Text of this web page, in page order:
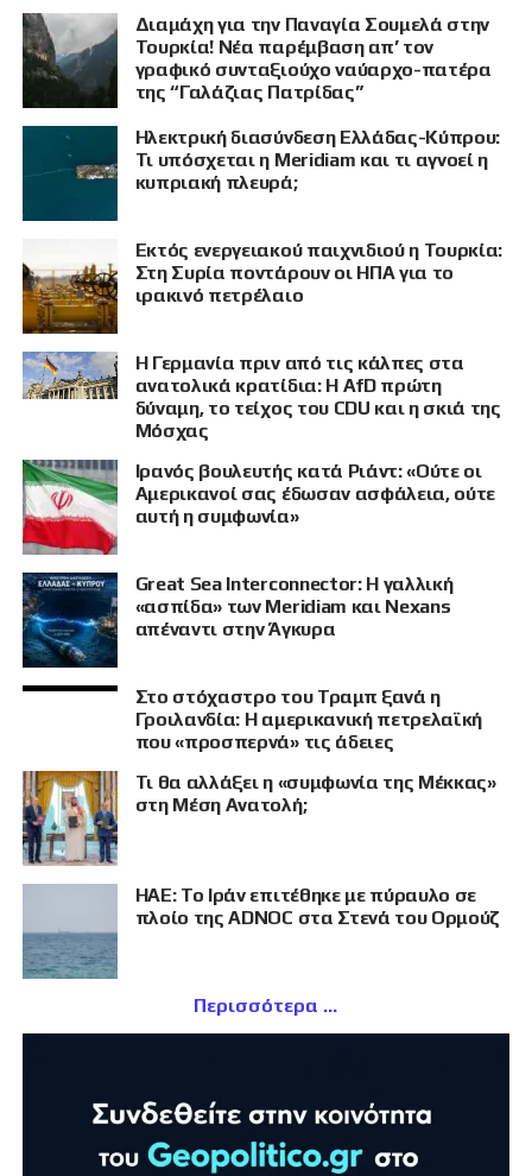
ΠΡΟΒΟΛΗ
Διαμάχη για την Παναγία Σουμελά στην
Τουρκία! Νέα παρέμβαση απ’ τον
γραφικό συνταξιούχο ναύαρχο-πατέρα
της “Γαλάζιας Πατρίδας”
Ηλεκτρική διασύνδεση Ελλάδας-Κύπρου:
Τι υπόσχεται η Meridiam και τι αγνοεί η
κυπριακή πλευρά;
Εκτός ενεργειακού παιχνιδιού η Τουρκία:
Στη Συρία ποντάρουν οι ΗΠΑ για το
ιρακινό πετρέλαιο
Η Γερμανία πριν από τις κάλπες στα
ανατολικά κρατίδια: Η AfD πρώτη
δύναμη, το τείχος του CDU και η σκιά της
Μόσχας
Ιρανός βουλευτής κατά Ριάντ: «Ούτε οι
Αμερικανοί σας έδωσαν ασφάλεια, ούτε
αυτή η συμφωνία»
Great Sea Interconnector: Η γαλλική
«ασπίδα» των Meridiam και Nexans
απέναντι στην Άγκυρα
Στο στόχαστρο του Τραμπ ξανά η
Γροιλανδία: Η αμερικανική πετρελαϊκή
που «προσπερνά» τις άδειες
Τι θα αλλάξει η «συμφωνία της Μέκκας»
στη Μέση Ανατολή;
ΗΑΕ: Το Ιράν επιτέθηκε με πύραυλο σε
πλοίο της ADNOC στα Στενά του Ορμούζ
Περισσότερα